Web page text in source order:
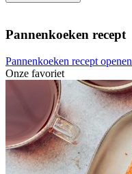
Pannenkoeken recept
Pannenkoeken recept openen
Onze favoriet